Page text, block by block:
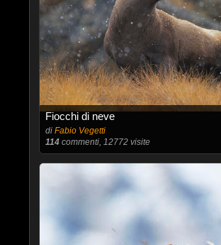
Fiocchi di neve
di Fabio Vegetti
114commenti, 12772 visite